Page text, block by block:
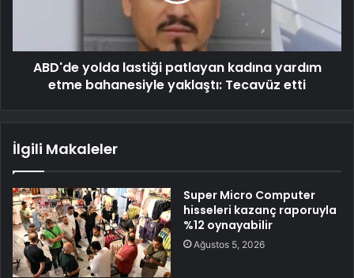
ABD'de yolda lastiği patlayan kadına yardım
etme bahanesiyle yaklaştı: Tecavüz etti
İlgili Makaleler
Super Micro Computer
hisseleri kazanç raporuyla
%12 oynayabilir
Ağustos 5, 2026